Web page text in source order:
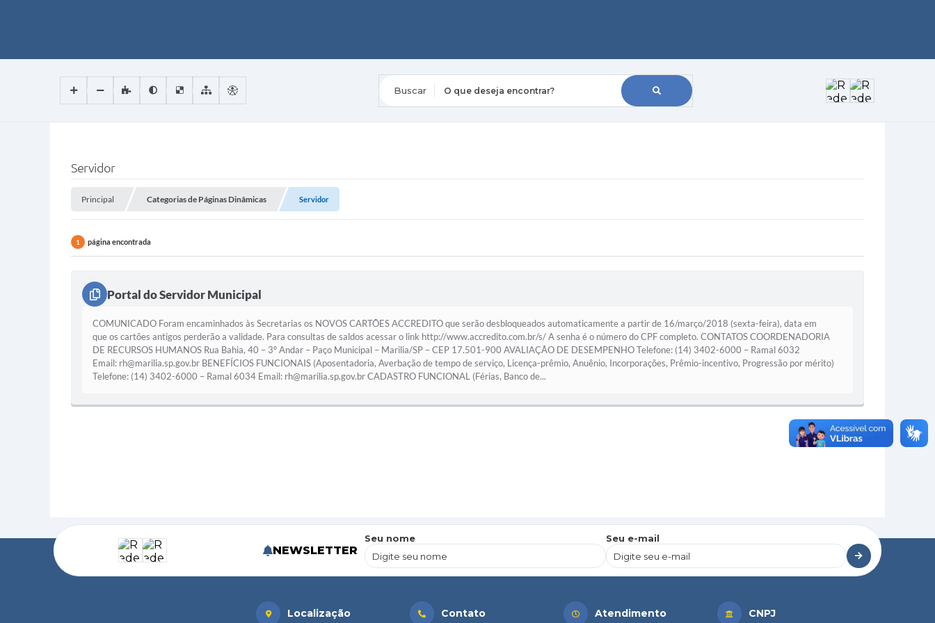
Servidor
Principal Categorias de Páginas Dinâmicas Servidor
1 página encontrada
Portal do Servidor Municipal
COMUNICADO Foram encaminhados às Secretarias os NOVOS CARTÕES ACCREDITO que serão desbloqueados automaticamente a partir de 16/março/2018 (sexta-feira), data em
que os cartões antigos perderão a validade. Para consultas de saldos acessar o link http://www.accredito.com.br/s/ A senha é o número do CPF completo. CONTATOS COORDENADORIA
DE RECURSOS HUMANOS Rua Bahia, 40 – 3º Andar – Paço Municipal – Marilia/SP – CEP 17.501-900 AVALIAÇÃO DE DESEMPENHO Telefone: (14) 3402-6000 – Ramal 6032
Email: rh@marilia.sp.gov.br BENEFÍCIOS FUNCIONAIS (Aposentadoria, Averbação de tempo de serviço, Licença-prêmio, Anuênio, Incorporações, Prêmio-incentivo, Progressão por mérito)
Telefone: (14) 3402-6000 – Ramal 6034 Email: rh@marilia.sp.gov.br CADASTRO FUNCIONAL (Férias, Banco de...
NEWSLETTER
Seu nome Seu e-mail
Localização Contato Atendimento CNPJ